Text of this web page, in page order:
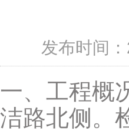
发布时间
一、工程概
洁路北侧。